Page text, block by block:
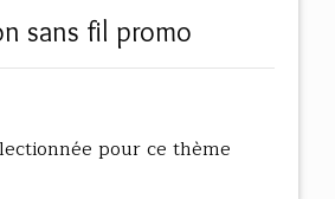
sans fil promo
pour ce thème